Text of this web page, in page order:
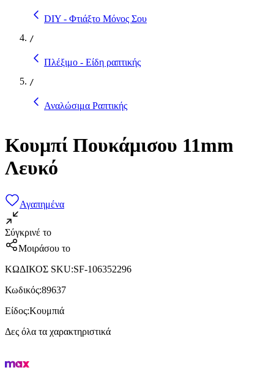
DIY - Φτιάξτο Μόνος Σου
/
Πλέξιμο - Είδη ραπτικής
/
Αναλώσιμα Ραπτικής
Κουμπί Πουκάμισου 11mm
Λευκό
Αγαπημένα
Σύγκρινέ το
Μοιράσου το
ΚΩΔΙΚΟΣ SKU:SF-106352296
Κωδικός:89637
Είδος:Κουμπιά
Δες όλα τα χαρακτηριστικά